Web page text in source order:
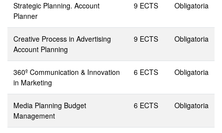
Strategic Planning. Account
Planner
9 ECTS Obligatoria
Creative Process in Advertising
Account Planning
9 ECTS Obligatoria
360º Communication & Innovation
in Marketing
6 ECTS Obligatoria
Media Planning Budget
Management
6 ECTS Obligatoria